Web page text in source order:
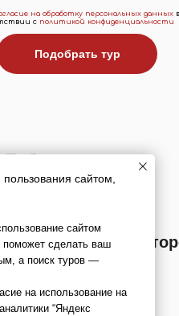
на обработку персональных данных в
с политикой конфиденциальности
Подобрать тур
00/03736762
сайтом,
сайтом
сделать ваш
а поиск туров —
на использование на
“Яндекс